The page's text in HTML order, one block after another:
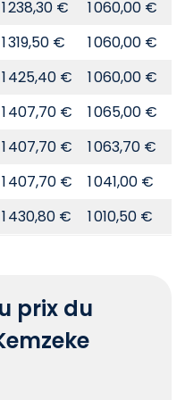
1 238,30 € 1 060,00 €
1 319,50 € 1 060,00 €
1 425,40 € 1 060,00 €
1 407,70 € 1 065,00 €
1 407,70 € 1 063,70 €
1 407,70 € 1 041,00 €
1 430,80 € 1 010,50 €
prix du